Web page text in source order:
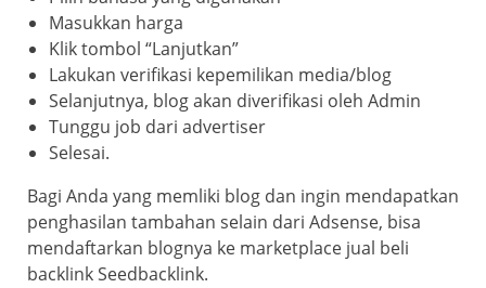
Masukkan harga
Klik tombol “Lanjutkan”
Lakukan verifikasi kepemilikan media/blog
Selanjutnya, blog akan diverifikasi oleh Admin
Tunggu job dari advertiser
Selesai.
Bagi Anda yang memliki blog dan ingin mendapatkan
penghasilan tambahan selain dari Adsense, bisa
mendaftarkan blognya ke marketplace jual beli
backlink Seedbacklink.